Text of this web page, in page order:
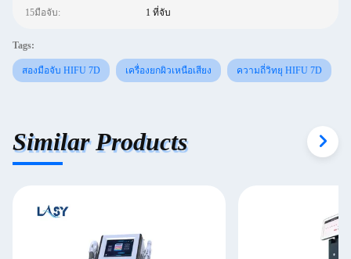
15มือจับ: 1 ที่จับ
Tags:
สองมือจับ HIFU 7D เครื่องยกผิวเหนือเสียง ความถี่วิทยุ HIFU 7D
Similar Products